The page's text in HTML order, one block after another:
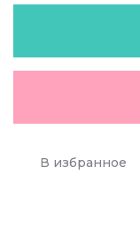
В избранное